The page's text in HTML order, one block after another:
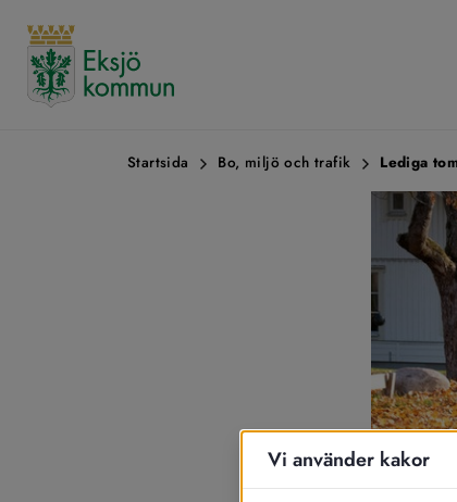
Vi använder kakor
Startsida Bo, miljö och trafik Lediga